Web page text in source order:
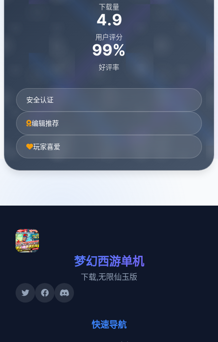
下载量
4.9
用户评分
99%
好评率
安全认证
编辑推荐
玩家喜爱
梦幻西游单机
下载,无限仙玉版
快速导航